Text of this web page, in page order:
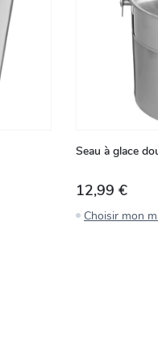
Seau à glace
12,99 €
Choisir mon